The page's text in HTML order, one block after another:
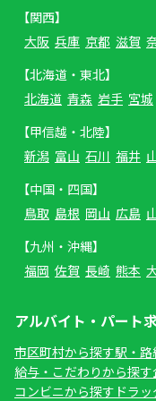
【関西】
大阪 兵庫 京都 滋賀
【北海道・東北】
北海道 青森 岩手 宮城
【甲信越・北陸】
新潟 富山 石川 福井
【中国・四国】
鳥取 島根 岡山 広島
【九州・沖縄】
福岡 佐賀 長崎 熊本
アルバイト・パート
市区町村から探す駅・路
給与・こだわりから探す
コンビニから探す ドラ